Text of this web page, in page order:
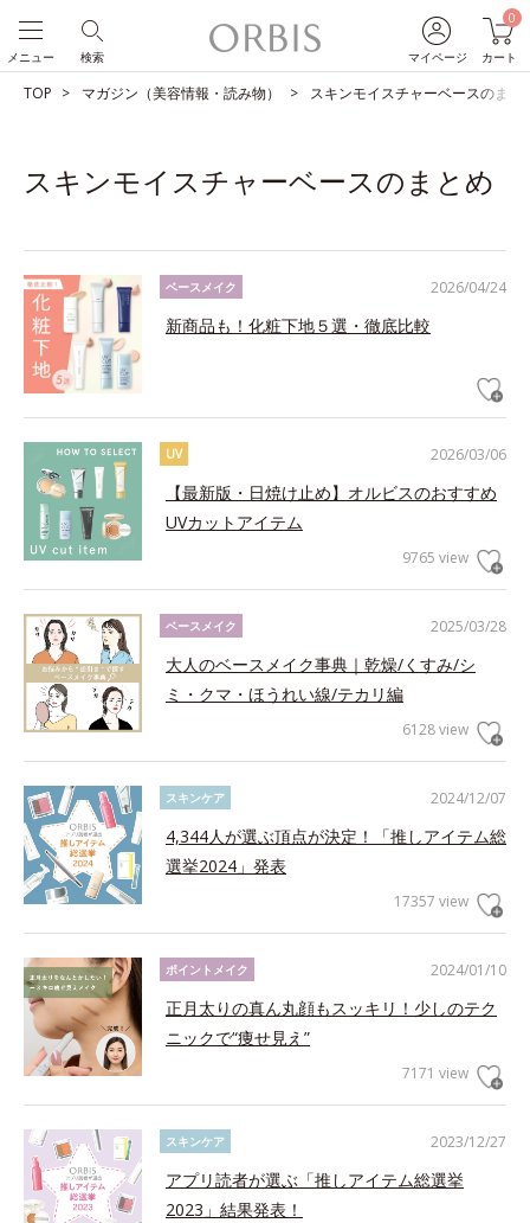
マイページ
0
カート
検索
メニュー
TOP マガジン（美容情報・読み物） スキンモイスチャーベースのまと
スキンモイスチャーベースのまとめ
2026/04/24
ベースメイク
新商品も！化粧下地５選・徹底比較
2026/03/06
UV
【最新版・日焼け止め】オルビスのおすすめ
UVカットアイテム
9765 view
2025/03/28
ベースメイク
大人のベースメイク事典｜乾燥/くすみ/シ
ミ・クマ・ほうれい線/テカリ編
6128 view
2024/12/07
スキンケア
4,344人が選ぶ頂点が決定！「推しアイテム総
選挙2024」発表
17357 view
2024/01/10
ポイントメイク
正月太りの真ん丸顔もスッキリ！少しのテク
ニックで“痩せ見え”
7171 view
2023/12/27
スキンケア
アプリ読者が選ぶ「推しアイテム総選挙
2023」結果発表！